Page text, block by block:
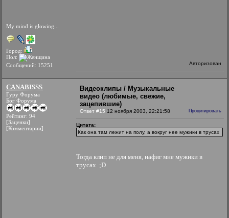
My mind is glowing...
Город:
Пол:
Сообщений: 15251
Авторизован
CANABISSS
Гуру Форума
Бог Форума
Рейтинг: 94
[Заценки]
[Комментарии]
Видеоклипы / Музыкальные
видео (любимые, свежие,
зацепившие)
Ответ #15 12 ноября 2003, 22:21:58 Процитировать
Цитата:
Как она там лежит на полу, а вокруг нее мужики в трусах
Тогда клип не для меня, нафиг мне мужики в
трусах ;D